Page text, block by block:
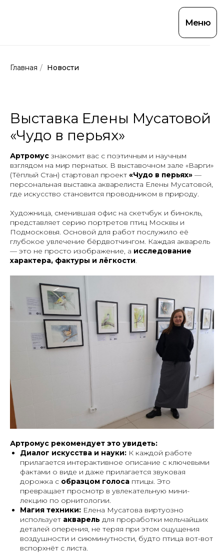
Главная / Новости
Выставка Елены Мусатовой
«Чудо в перьях»
Артромус знакомит вас с поэтичным и научным
взглядом на мир пернатых. В выставочном зале «Варги»
(Тёплый Стан) стартовал проект «Чудо в перьях» —
персональная выставка акварелиста Елены Мусатовой,
где искусство становится проводником в природу.
Художница, сменившая офис на скетчбук и бинокль,
представляет серию портретов птиц Москвы и
Подмосковья. Основой для работ послужило её
глубокое увлечение бёрдвотчингом. Каждая акварель
— это не просто изображение, а исследование
характера, фактуры и лёгкости.
Артромус рекомендует это увидеть:
Диалог искусства и науки: К каждой работе
прилагается интерактивное описание с ключевыми
фактами о виде и даже прилагается звуковая
дорожка с образцом голоса птицы. Это
превращает просмотр в увлекательную мини-
лекцию по орнитологии.
Магия техники: Елена Мусатова виртуозно
использует акварель для проработки мельчайших
деталей оперения, не теряя при этом ощущения
воздушности и сиюминутности, будто птица вот-вот
вспорхнёт с листа.